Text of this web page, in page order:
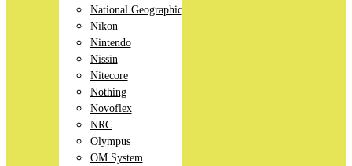
National Geographic
Nikon
Nintendo
Nissin
Nitecore
Nothing
Novoflex
NRC
Olympus
OM System